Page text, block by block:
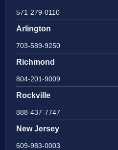
571-279-0110
Arlington
703-589-9250
Richmond
804-201-9009
Rockville
888-437-7747
New Jersey
609-983-0003